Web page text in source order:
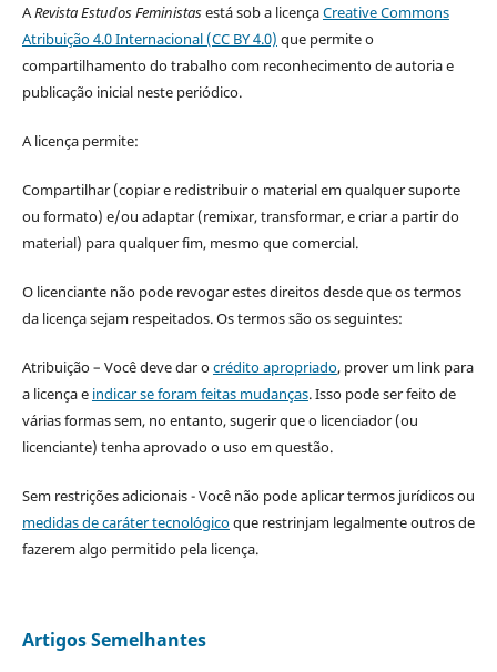
ARevista Estudos Feministasestá sob a licençaCreative Commons
Atribuição 4.0 Internacional (CC BY 4.0) que permite o
compartilhamento do trabalho com reconhecimento de autoria e
publicação inicial neste periódico.
A licença permite:
Compartilhar (copiar e redistribuir o material em qualquer suporte
ou formato) e/ou adaptar (remixar, transformar, e criar a partir do
material) para qualquer fim, mesmo que comercial.
O licenciante não pode revogar estes direitos desde que os termos
da licença sejam respeitados. Os termos são os seguintes:
Atribuição – Você deve dar ocrédito apropriado, prover um link para
a licença e indicar se foram feitas mudanças. Isso pode ser feito de
várias formas sem, no entanto, sugerir que o licenciador (ou
licenciante) tenha aprovado o uso em questão.
Sem restrições adicionais - Você não pode aplicar termos jurídicos ou
medidas de caráter tecnológicoque restrinjam legalmente outros de
fazerem algo permitido pela licença.
Artigos Semelhantes